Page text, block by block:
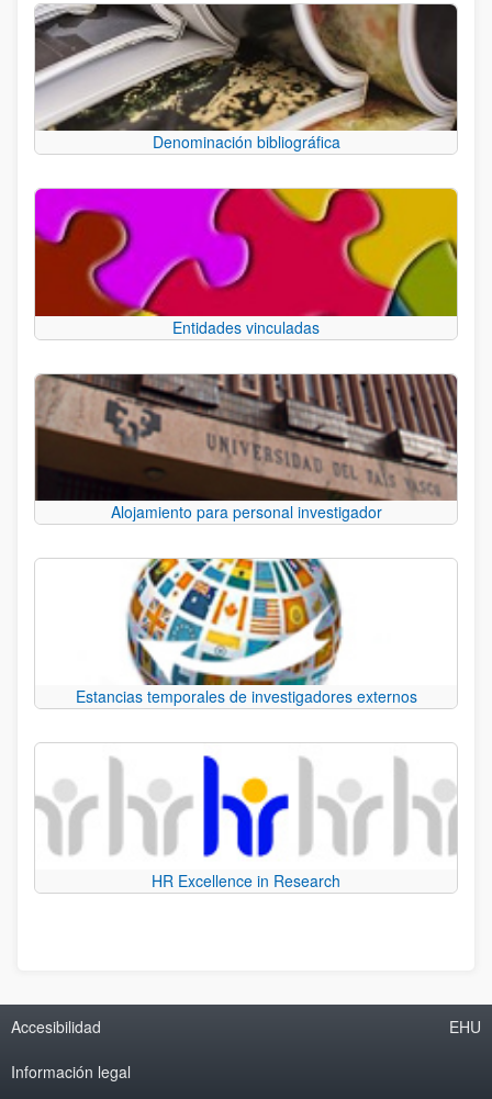
Denominación bibliográfica
Entidades vinculadas
Alojamiento para personal investigador
Estancias temporales de investigadores externos
HR Excellence in Research
Accesibilidad
Información legal
EHU